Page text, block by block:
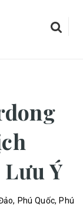
Ý
Phú Quốc, Phú